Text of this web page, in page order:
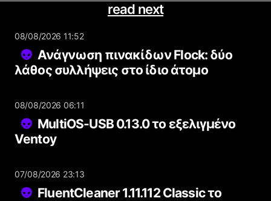
read next
08/08/2026 11:52
Ανάγνωση πινακίδων Flock: δύο
λάθος συλλήψεις στο ίδιο άτομο
08/08/2026 06:11
MultiOS-USB 0.13.0 το εξελιγμένο
Ventoy
07/08/2026 23:13
FluentCleaner 1.11.112 Classic το